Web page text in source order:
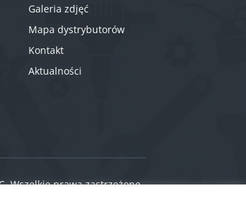
Galeria zdjęć
Mapa dystrybutorów
Kontakt
Aktualności
Wszelkie prawa zastrzeżone.